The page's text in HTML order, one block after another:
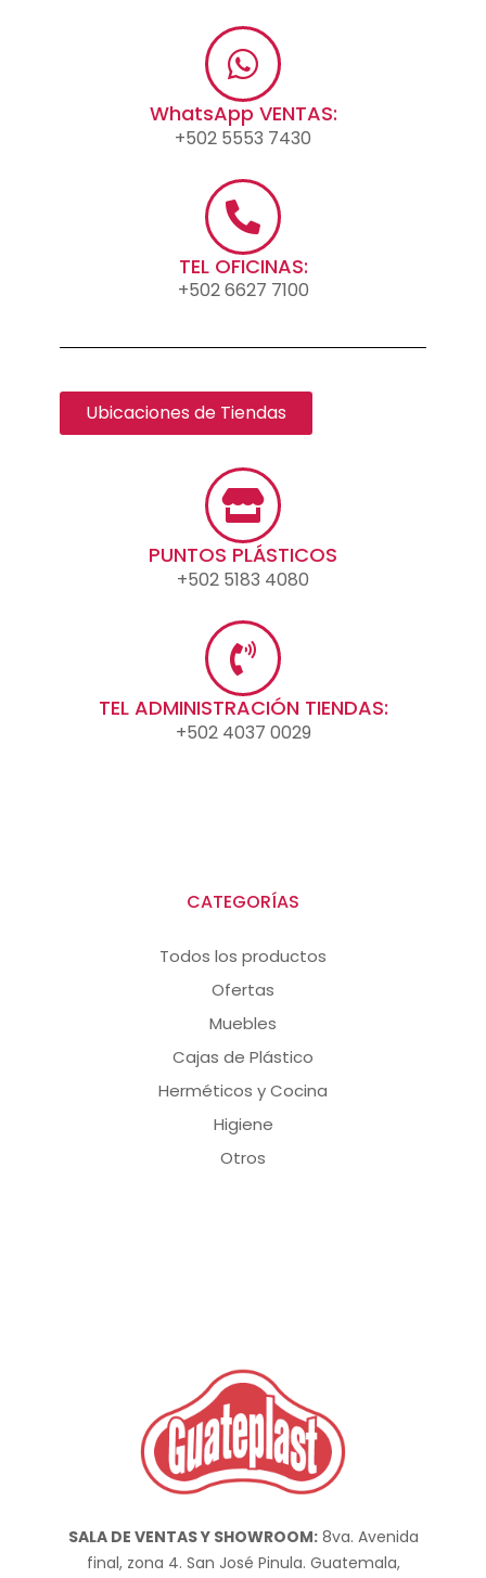
WhatsApp VENTAS:
+502 5553 7430
TEL OFICINAS:
+502 6627 7100
Ubicaciones de Tiendas
PUNTOS PLÁSTICOS
+502 5183 4080
TEL ADMINISTRACIÓN TIENDAS:
+502 4037 0029
CATEGORÍAS
Todos los productos
Ofertas
Muebles
Cajas de Plástico
Herméticos y Cocina
Higiene
Otros
SALA DE VENTAS Y SHOWROOM:8va. Avenida
final, zona 4. San José Pinula. Guatemala,